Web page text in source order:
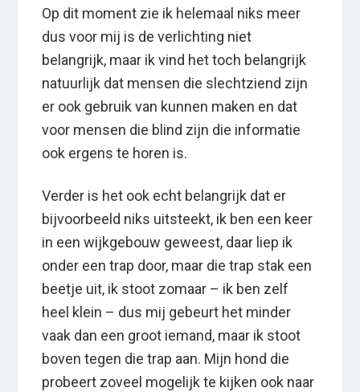
Op dit moment zie ik helemaal niks meer
dus voor mij is de verlichting niet
belangrijk, maar ik vind het toch belangrijk
natuurlijk dat mensen die slechtziend zijn
er ook gebruik van kunnen maken en dat
voor mensen die blind zijn die informatie
ook ergens te horen is.
Verder is het ook echt belangrijk dat er
bijvoorbeeld niks uitsteekt, ik ben een keer
in een wijkgebouw geweest, daar liep ik
onder een trap door, maar die trap stak een
beetje uit, ik stoot zomaar – ik ben zelf
heel klein – dus mij gebeurt het minder
vaak dan een groot iemand, maar ik stoot
boven tegen die trap aan. Mijn hond die
probeert zoveel mogelijk te kijken ook naar